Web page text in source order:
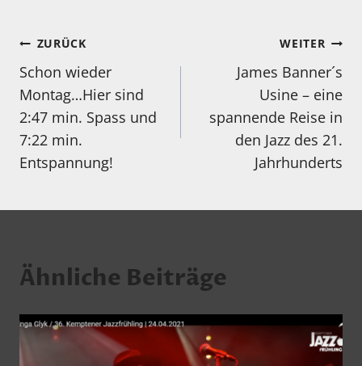
Beitragsnavigation
ZURÜCK
Schon wieder
Montag…Hier sind
2:47 min. Spass und
7:22 min.
Entspannung!
WEITER
James Banner´s
Usine – eine
spannende Reise in
den Jazz des 21.
Jahrhunderts
Ähnliche Beiträge